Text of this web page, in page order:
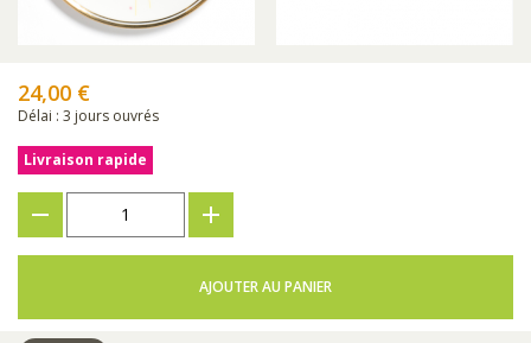
24,00 €
Délai : 3 jours ouvrés
Livraison rapide
AJOUTER AU PANIER